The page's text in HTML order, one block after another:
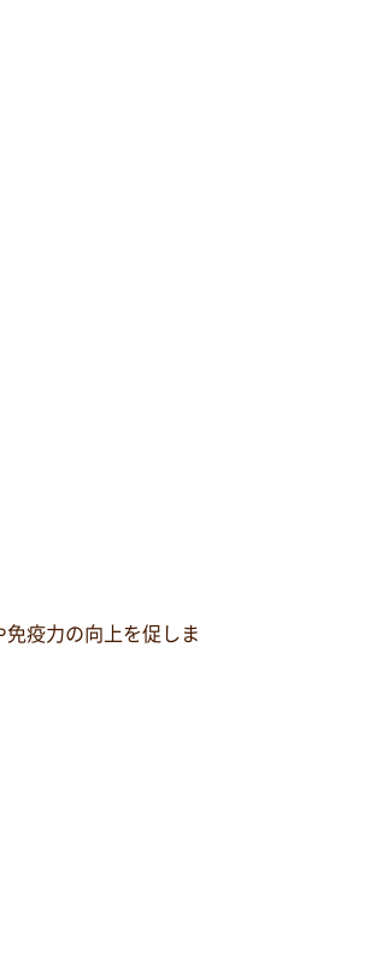
疫力の向上を促しま